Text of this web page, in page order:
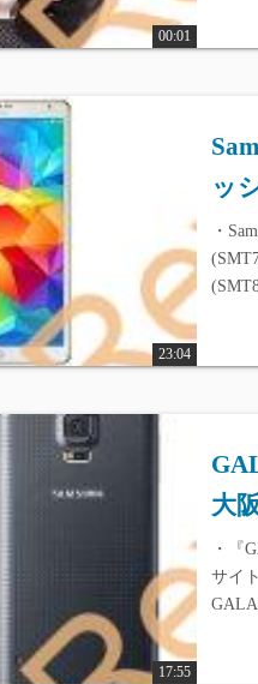
00:01
23:04
ッ
・
17:55
大
・『
サイ